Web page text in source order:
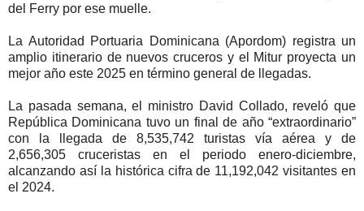
del Ferry por ese muelle.
La Autoridad Portuaria Dominicana (Apordom) registra un
amplio itinerario de nuevos cruceros y el Mitur proyecta un
mejor año este 2025 en término general de llegadas.
La pasada semana, el ministro David Collado, reveló que
República Dominicana tuvo un final de año “extraordinario”
con la llegada de 8,535,742 turistas vía aérea y de
2,656,305 cruceristas en el periodo enero-diciembre,
alcanzando así la histórica cifra de 11,192,042 visitantes en
el 2024.